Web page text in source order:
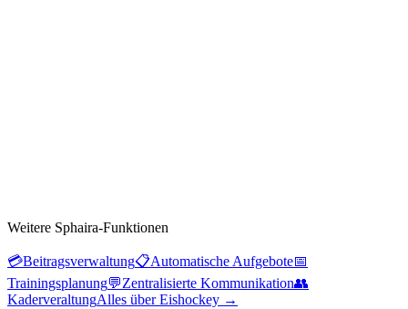
Weitere Sphaira-Funktionen
💳Beitragsverwaltung📋Automatische Aufgebote📅
Trainingsplanung💬Zentralisierte Kommunikation👥
KaderveraltungAlles über Eishockey →